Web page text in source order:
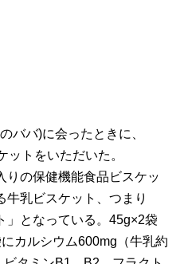
ババ)に会ったときに、
ットをいただいた。
りの保健機能食品ビスケッ
牛乳ビスケット、つまり
」となっている。45g×2袋
カルシウム600mg（牛乳約